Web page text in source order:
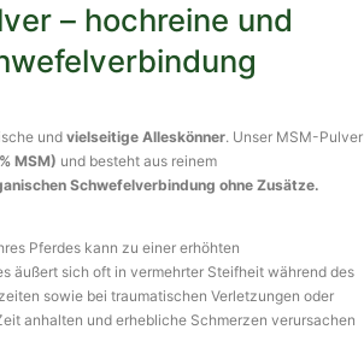
– hochreine und
undvielseitige Alleskönner. Unser MSM-Pulver
MSM) und besteht aus reinem
Schwefelverbindung ohne Zusätze.
Pferdes kann zu einer erhöhten
äußert sich oft in vermehrter Steifheit während des
sowie bei traumatischen Verletzungen oder
anhalten und erhebliche Schmerzen verursachen